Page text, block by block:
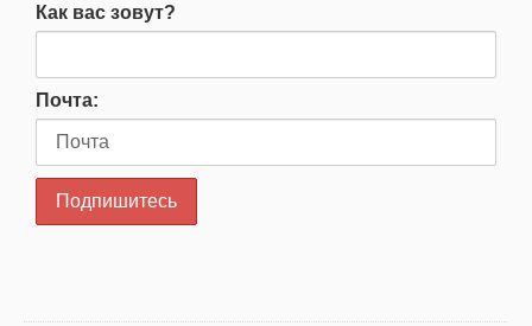
Как вас зовут?
Почта: